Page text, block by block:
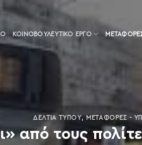
ΚΟΙΝΟΒΟΥΛΕΥΤΙΚΌ ΈΡΓΟ
ΔΕΛΤΊΑ ΤΎΠΟΥ, ΜΕΤΑΦΟΡΈΣ -
από τους